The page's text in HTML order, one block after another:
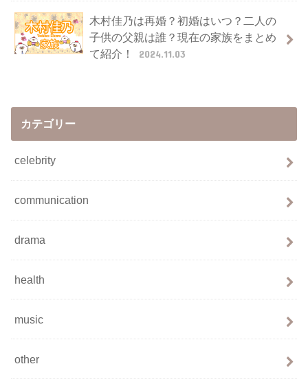
木村佳乃は再婚？初婚はいつ？二人の
子供の父親は誰？現在の家族をまとめ
て紹介！
2024.11.03
カテゴリー
celebrity
communication
drama
health
music
other